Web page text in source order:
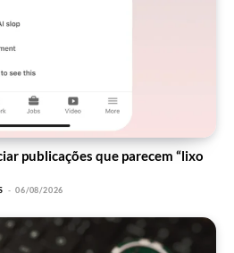
publicações que parecem “lixo
- 06/08/2026